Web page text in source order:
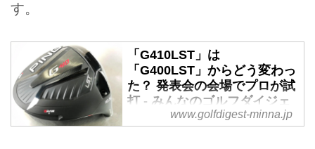
す。
「G410LST」は
「G400LST」からどう変わっ
た？ 発表会の会場でプロが試
打 - みんなのゴルフダイジェ
www.golfdigest-minna.jp